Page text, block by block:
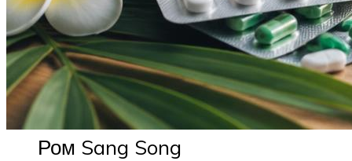
Ром Sang Song